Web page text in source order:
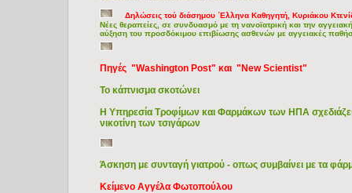
Δηλώσεις τού διάσημου ΄Ελληνα Καθηγητή, Κυριάκου
Νέες θεραπείες, σε συνδυασμό με τη νανοϊατρική και την
αύξηση του προσδόκιμου επιβίωσης ασθενών με αγγειακές
Πηγές "Washington Post" και "New Scientist"
Το κάπνισμα σκοτώνει
Η Υπηρεσία Τροφίμων και Φαρμάκων των ΗΠΑ
νικοτίνη των τσιγάρων
Άσκηση με συνταγή γιατρού - οπως συμβαίνει με τα
Κείμενο Αγγέλα Φωτοπούλου